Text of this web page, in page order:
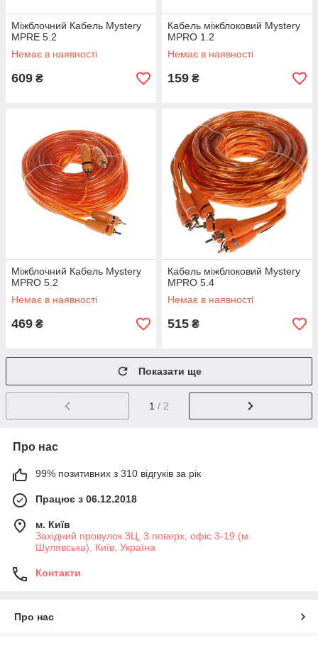
Міжблочний Кабель Mystery
MPRE 5.2
Немає в наявності
609 ₴
Кабель міжблоковий Mystery
MPRO 1.2
Немає в наявності
159 ₴
Міжблочний Кабель Mystery
MPRO 5.2
Немає в наявності
469 ₴
Кабель міжблоковий Mystery
MPRO 5.4
Немає в наявності
515 ₴
Показати ще
1 / 2
Про нас
99% позитивних з 310 відгуків за рік
Працює з 06.12.2018
м. Київ
Західний провулок 3Ц, 3 поверх, офіс 3-19 (м.
Шулявська), Київ, Україна
Контакти
Про нас